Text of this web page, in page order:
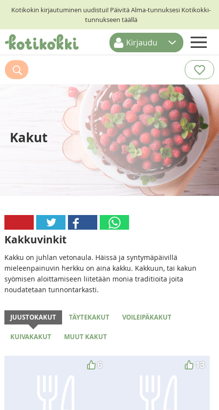
Kotikokin kirjautuminen uudistui! Päivitä Alma-tunnuksesi Kotikokki-
tunnukseen täällä
ETUSIVU
RESEPTIHAKU
KOTIKOKIT
Kirjaudu
Kakut
Kakkuvinkit
Kakku on juhlan vetonaula. Häissä ja syntymäpäivillä
mieleenpainuvin herkku on aina kakku. Kakkuun, tai kakun
syömisen aloittamiseen liitetään monia traditioita joita
noudatetaan tunnontarkasti.
JUUSTOKAKUT TÄYTEKAKUT VOILEIPÄKAKUT
KUIVAKAKUT MUUT KAKUT
6 13